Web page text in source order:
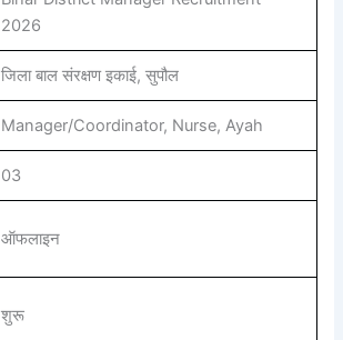
2026
जिला बाल संरक्षण इकाई, सुपौल
Manager/Coordinator, Nurse, Ayah
03
ऑफलाइन
शुरू